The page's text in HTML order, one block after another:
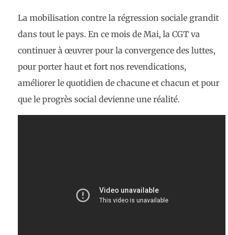
La mobilisation contre la régression sociale grandit
dans tout le pays. En ce mois de Mai, la CGT va
continuer à œuvrer pour la convergence des luttes,
pour porter haut et fort nos revendications,
améliorer le quotidien de chacune et chacun et pour
que le progrès social devienne une réalité.